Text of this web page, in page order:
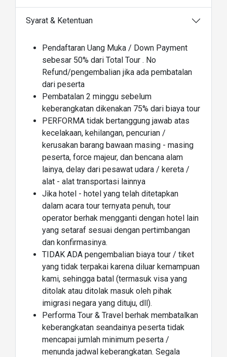
Syarat & Ketentuan
Pendaftaran Uang Muka / Down Payment
sebesar 50% dari Total Tour . No
Refund/pengembalian jika ada pembatalan
dari peserta
Pembatalan 2 minggu sebelum
keberangkatan dikenakan 75% dari biaya tour
PERFORMA tidak bertanggung jawab atas
kecelakaan, kehilangan, pencurian /
kerusakan barang bawaan masing - masing
peserta, force majeur, dan bencana alam
lainya, delay dari pesawat udara / kereta /
alat - alat transportasi lainnya
Jika hotel - hotel yang telah ditetapkan
dalam acara tour ternyata penuh, tour
operator berhak mengganti dengan hotel lain
yang setaraf sesuai dengan pertimbangan
dan konfirmasinya.
TIDAK ADA pengembalian biaya tour / tiket
yang tidak terpakai karena diluar kemampuan
kami, sehingga batal (termasuk visa yang
ditolak atau ditolak masuk oleh pihak
imigrasi negara yang dituju, dll).
Performa Tour & Travel berhak membatalkan
keberangkatan seandainya peserta tidak
mencapai jumlah minimum peserta /
menunda jadwal keberangkatan. Segala